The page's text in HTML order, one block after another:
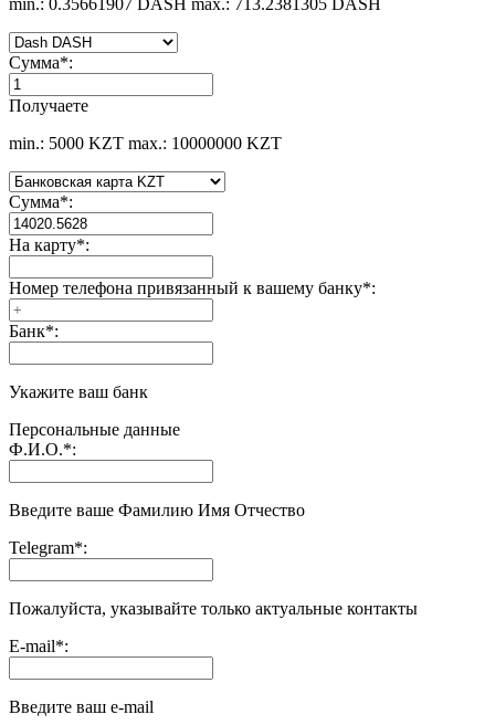
Сумма*:
Получаете
min.: 5000 KZT max.: 10000000 KZT
Сумма*:
На карту*:
Номер телефона привязанный к вашему банку*:
Банк*:
Укажите ваш банк
Персональные данные
Ф.И.О.*:
Введите ваше Фамилию Имя Отчество
Telegram*:
Пожалуйста, указывайте только актуальные контакты
E-mail*:
Введите ваш e-mail